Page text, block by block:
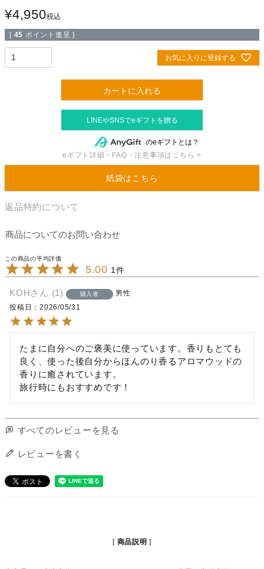
¥4,950税込
[ 45 ポイント進呈 ]
お気に入りに登録する
カートに入れる
のeギフトとは？
eギフト詳細・FAQ・注意事項はこちら >
紙袋はこちら
返品特約について
商品についてのお問い合わせ
5.00 1
KOH 1 購入者
男性
投稿日
2026/05/31
たまに自分へのご褒美に使っています。香りもとても
良く、使った後自分からほんのり香るアロマウッドの
香りに癒されています。
旅行時にもおすすめです！
すべてのレビューを見る
レビューを書く
商品説明